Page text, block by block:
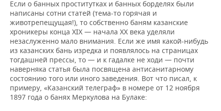
Если о банных проститутках и банных борделях были
написаны сотни статей (тема-то горячая и
животрепещущая!), то собственно баням казанские
хроникеры конца ХIХ — начала ХХ века уделяли
незаслуженно мало внимания. Если же имя какой-нибудь
из казанских бань изредка и появлялось на страницах
тогдашней прессы, то — и к гадалке не ходи — почти
наверняка статья была посвящена антисанитарному
состоянию того или иного заведения. Вот что писал, к
примеру, «Казанский телеграф» в номере от 12 ноября
1897 года о банях Меркулова на Булаке: